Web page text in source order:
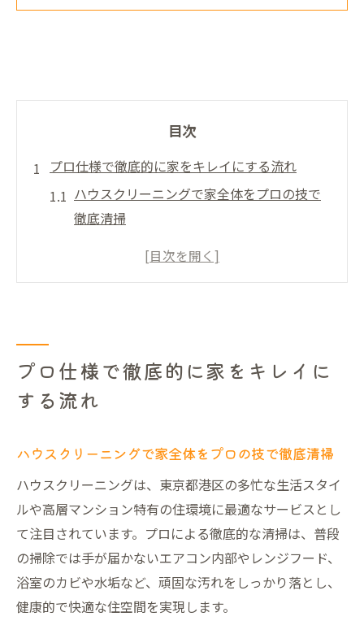
目次
プロ仕様で徹底的に家をキレイにする流れ
ハウスクリーニングで家全体をプロの技で
徹底清掃
徹底的なハウスクリーニングの流れと手順
備ポイント
東京都のハウスクリーニング活用で快適な
注目のハウスクリーニング活用術を解説
ハウスクリーニングを賢く活用する最新の
活用術とは
エアコンクリーニングを含むお得なセット
活用法
日常掃除とハウスクリーニングのベストな
使い分け
プロ仕様で徹底的に家をキレイに
する流れ
ハウスクリーニングで家全体をプロの技で徹底清掃
ハウスクリーニングは、東京都港区の多忙な生活スタイ
ルや高層マンション特有の住環境に最適なサービスとし
て注目されています。プロによる徹底的な清掃は、普段
の掃除では手が届かないエアコン内部やレンジフード、
浴室のカビや水垢など、頑固な汚れをしっかり落とし、
健康的で快適な住空間を実現します。